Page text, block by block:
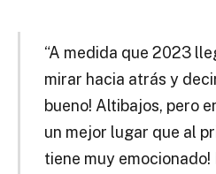
“A medida que 2023
mirar hacia atrás y
bueno! Altibajos, pero
un mejor lugar que al
tiene muy